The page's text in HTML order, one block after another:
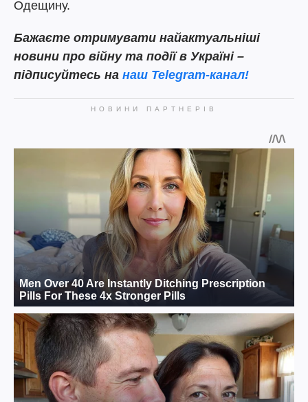
Одещину.
Бажаєте отримувати найактуальніші
новини про війну та події в Україні –
підписуйтесь на наш Telegram-канал!